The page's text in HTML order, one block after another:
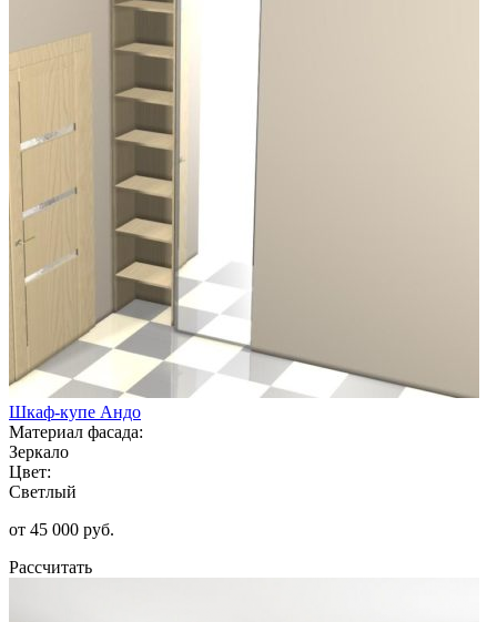
Шкаф-купе Андо
Материал фасада:
Зеркало
Цвет:
Светлый
от 45 000 руб.
Рассчитать